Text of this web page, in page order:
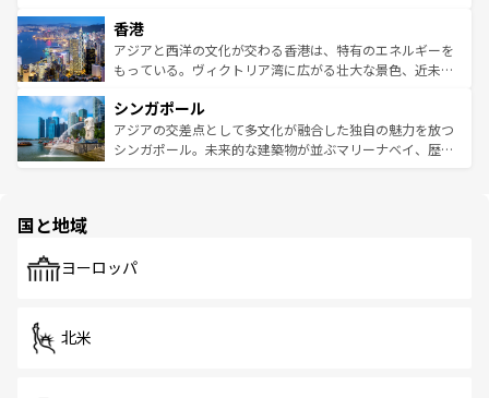
とつ。フォーやバインミー、ベトナムコーヒーなどは、ぜ
ひ現地で味わいたい。どの地域を訪れてもあたたかい人々
が旅行者を迎えてくれるので、きっと忘れられない旅にな
参照してほしい。
の活気が交差している。北部ではチェンマイなどの山岳地
帯で自然と触れ合い、南部ではプーケットやクラビの美し
いビーチでリゾート気分を楽しむことができる。タイ料理
激する。気候は一年中温暖で、どの季節にも異なる楽しみ
が待っている。親しみやすいタイの人々、仏教を中心とし
た文化、そして多様な観光資源が、訪れる旅人を魅了し続
香港
アジアと西洋の文化が交わる香港は、特有のエネルギーを
もっている。ヴィクトリア湾に広がる壮大な景色、近未来
み、どこを訪れても感動するはず。観光スポットが密集し
ており、効率よく見どころを回れるのも魅力。息をのむよ
うな絶景から文化的な体験まで、香港を存分に楽しみ尽く
シンガポール
アジアの交差点として多文化が融合した独自の魅力を放つ
シンガポール。未来的な建築物が並ぶマリーナベイ、歴史
で、ホーカーズは地元の風情を楽しめる外せないスポット
国と地域
ヨーロッパ
北米